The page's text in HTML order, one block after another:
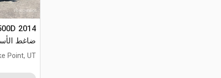
ضاغط الأسطوانة الناعمة
Point, UT